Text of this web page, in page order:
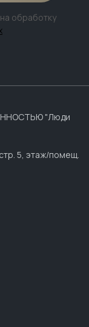
обработку
"Люди
5, этаж/помещ.